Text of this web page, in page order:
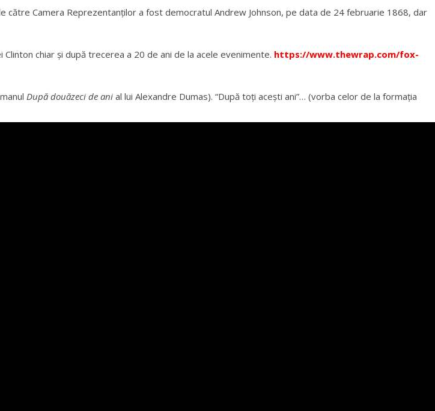
Camera Reprezentanților a fost democratul Andrew Johnson, pe data de 24 februarie 1868, dar
chiar şi după trecerea a 20 de ani de la acele evenimente. https://www.thewrap.com/fox-
După douăzeci de ani al lui Alexandre Dumas). “După toţi aceşti ani”… (vorba celor de la formaţia